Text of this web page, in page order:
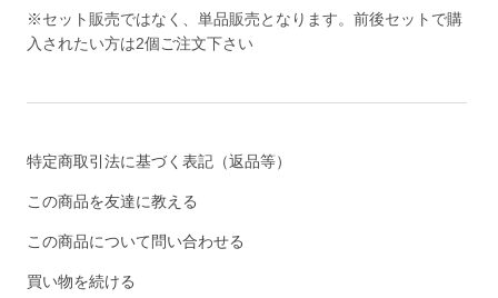
※セット販売ではなく、単品販売となります。前後セットで購
入されたい方は2個ご注文下さい
特定商取引法に基づく表記（返品等）
この商品を友達に教える
この商品について問い合わせる
買い物を続ける